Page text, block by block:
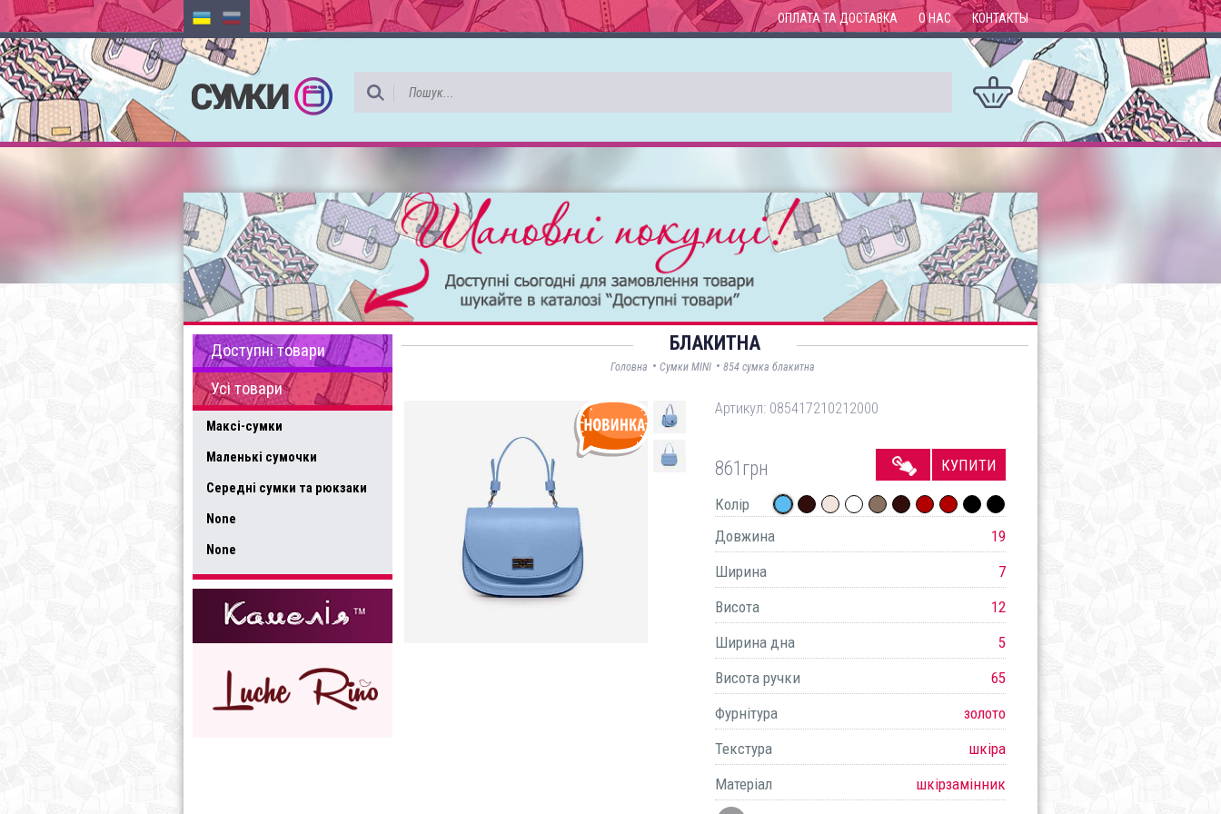
ОПЛАТА ТА ДОСТАВКА О НАС КОНТАКТЫ
Доступні товари
Усі товари
Максі-сумки
Маленькі сумочки
Середні сумки та рюкзаки
None
None
БЛАКИТНА
Головна • Сумки MINI • 854 сумка блакитна
Артикул: 085417210212000
861 грн КУПИТИ
Колір
Довжина
19
Ширина
7
Висота
12
Ширина дна
5
Висота ручки
65
Фурнітура
золото
Текстура
шкіра
Матеріал
шкірзамінник